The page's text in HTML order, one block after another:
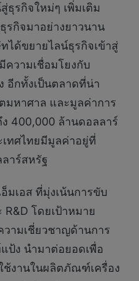
ธุรกิจใหม่ๆ เพิ่มเติม
รกิจมาอย่างยาวนาน
ได้ขยายไลน์ธุรกิจเข้าสู่
ความเชื่อมโยงกับ
อีกทั้งเป็นตลาดที่น่า
มหาศาล และมูลค่าการ
400,000 ล้านดอลลาร์
ทศไทยมีมูลค่าอยู่ที่
าร์สหรัฐ
มเอส ที่มุ่งเน้นการขับ
โดยเป้าหมาย
ามเชี่ยวชาญด้านการ
ง นำมาต่อยอดเพื่อ
ช้งานในผลิตภัณฑ์เครื่อง